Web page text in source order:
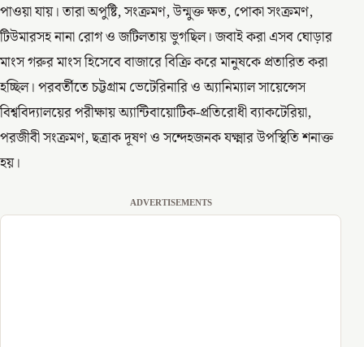
পাওয়া যায়। তারা অপুষ্টি, সংক্রমণ, উন্মুক্ত ক্ষত, পোকা সংক্রমণ,
টিউমারসহ নানা রোগ ও জটিলতায় ভুগছিল। জবাই করা এসব ঘোড়ার
মাংস গরুর মাংস হিসেবে বাজারে বিক্রি করে মানুষকে প্রতারিত করা
হচ্ছিল। পরবর্তীতে চট্টগ্রাম ভেটেরিনারি ও অ্যানিম্যাল সায়েন্সেস
বিশ্ববিদ্যালয়ের পরীক্ষায় অ্যান্টিবায়োটিক-প্রতিরোধী ব্যাকটেরিয়া,
পরজীবী সংক্রমণ, ছত্রাক দূষণ ও সন্দেহজনক যক্ষ্মার উপস্থিতি শনাক্ত
হয়।
ADVERTISEMENTS